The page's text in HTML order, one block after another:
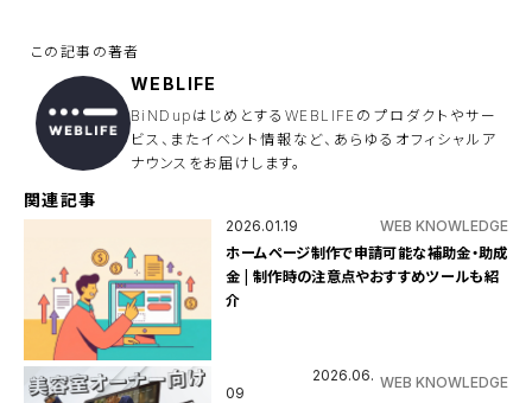
WEBLIFE
BiNDupはじめとするWEBLIFEのプロダクトやサー
ビス、またイベント情報など、あらゆるオフィシャルア
ナウンスをお届けします。
関連記事
2026.01.19 WEB KNOWLEDGE
ホームページ制作で申請可能な補助金・助成
金 | 制作時の注意点やおすすめツールも紹
介
2026.06.
09
WEB KNOWLEDGE